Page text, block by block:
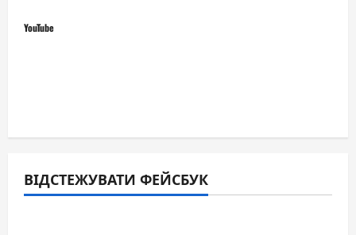
YouTube
ВІДСТЕЖУВАТИ ФЕЙСБУК